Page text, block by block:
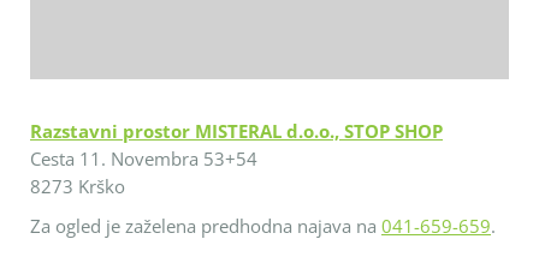
Razstavni prostor MISTERAL d.o.o., STOP SHOP
Cesta 11. Novembra 53+54
8273 Krško
Za ogled je zaželena predhodna najava na 041-659-659.